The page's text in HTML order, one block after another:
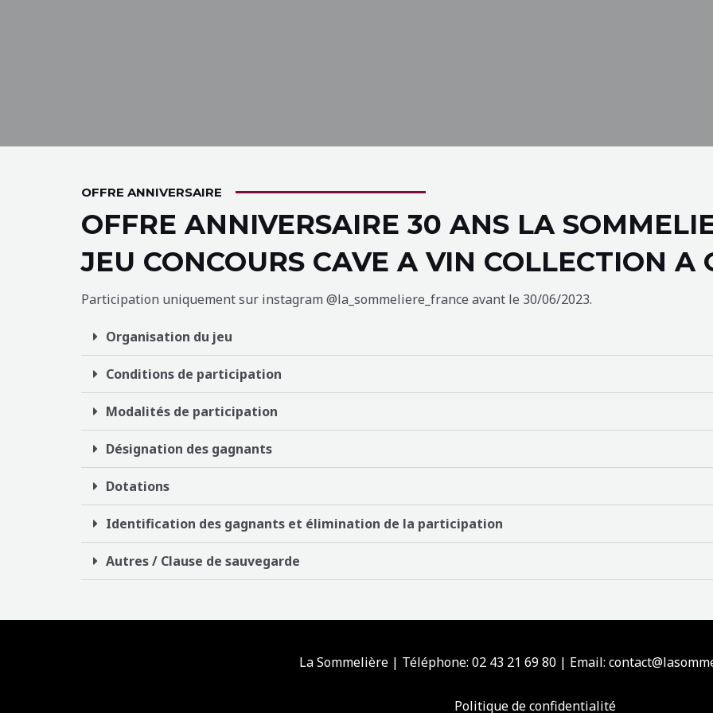
OFFRE ANNIVERSAIRE
OFFRE ANNIVERSAIRE 30 ANS LA
JEU CONCOURS CAVE A VIN COLLECTION A
Participation uniquement sur instagram @la_sommeliere_france avant le 30/06/2023.
Organisation du jeu
Conditions de participation
Modalités de participation
Désignation des gagnants
Dotations
Identification des gagnants et élimination de la participation
Autres / Clause de sauvegarde
La Sommelière | Téléphone: 02 43 21 69 80 | Email:
Politique de confidentialité